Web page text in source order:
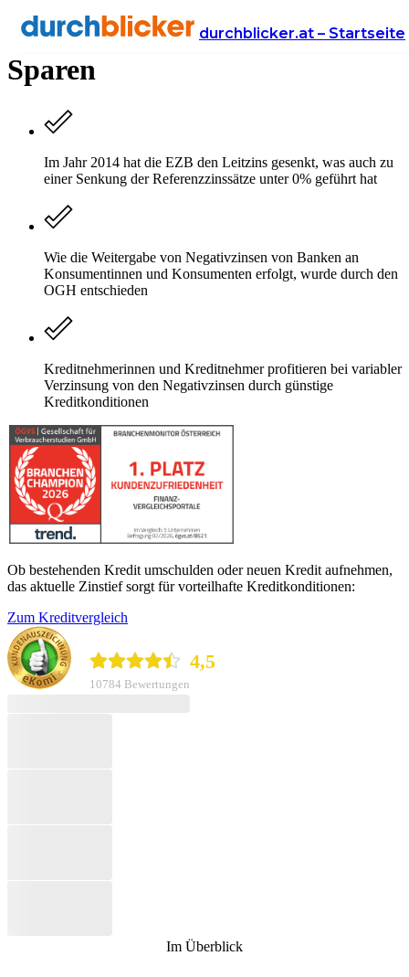
durchblicker.at – Startseite
Negativzinsen bei Krediten &
Sparen
Im Jahr 2014 hat die EZB den Leitzins gesenkt, was auch zu
einer Senkung der Referenzzinssätze unter 0% geführt hat
Wie die Weitergabe von Negativzinsen von Banken an
Konsumentinnen und Konsumenten erfolgt, wurde durch den
OGH entschieden
Kreditnehmerinnen und Kreditnehmer profitieren bei variabler
Verzinsung von den Negativzinsen durch günstige
Kreditkonditionen
Ob bestehenden Kredit umschulden oder neuen Kredit aufnehmen,
das aktuelle Zinstief sorgt für vorteilhafte Kreditkonditionen:
Zum Kreditvergleich
4,5
10784 Bewertungen
Im Überblick